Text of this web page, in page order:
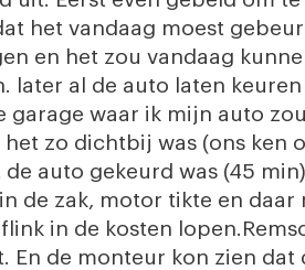
het vandaag moest
en het zou vandaag
later al de auto laten
garage waar ik mijn auto
zo dichtbij was (ons ken
auto gekeurd was (45
de zak, motor tikte en daar
in de kosten
En de monteur kon zien dat